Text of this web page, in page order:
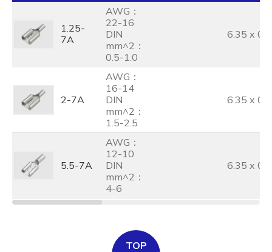
1.25-
7A
AWG：
22-16
DIN
mm^2：
0.5-1.0
6.35 x 0.8
2-7A
AWG：
16-14
DIN
mm^2：
1.5-2.5
6.35 x 0.8
5.5-7A
AWG：
12-10
DIN
mm^2：
4-6
6.35 x 0.8
TOP